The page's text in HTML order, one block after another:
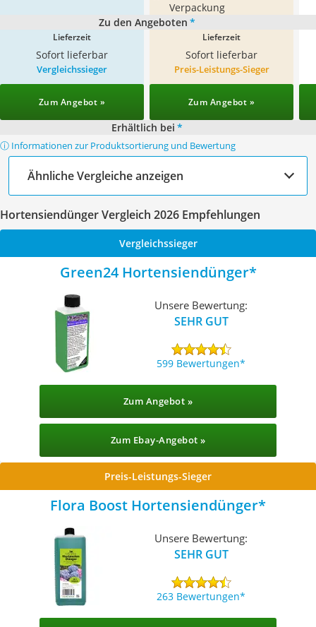
Verpackung
Zu den Angeboten *
Lieferzeit
Sofort lieferbar
Lieferzeit
Sofort lieferbar
Vergleichssieger
Zum Angebot »
Preis-Leistungs-Sieger
Zum Angebot »
Erhältlich bei *
ⓘ Informationen zur Produktsortierung und Bewertung
Ähnliche Vergleiche anzeigen
Hortensiendünger Vergleich 2026 Empfehlungen
Vergleichssieger
Green24 Hortensiendünger
Unsere Bewertung:
SEHR GUT
599 Bewertungen
Zum Angebot »
Zum Ebay-Angebot »
Preis-Leistungs-Sieger
Flora Boost Hortensiendünger
Unsere Bewertung:
SEHR GUT
263 Bewertungen